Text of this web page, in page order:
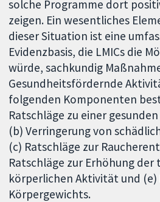
solche Programme dort
zeigen. Ein wesentliches
dieser Situation ist eine
Evidenzbasis, die LMICs die
würde, sachkundig
Gesundheitsfördernde
folgenden Komponenten
Ratschläge zu einer
(b) Verringerung von
(c) Ratschläge zur
Ratschläge zur Erhöhung der
körperlichen Aktivität und (e)
Körpergewichts.